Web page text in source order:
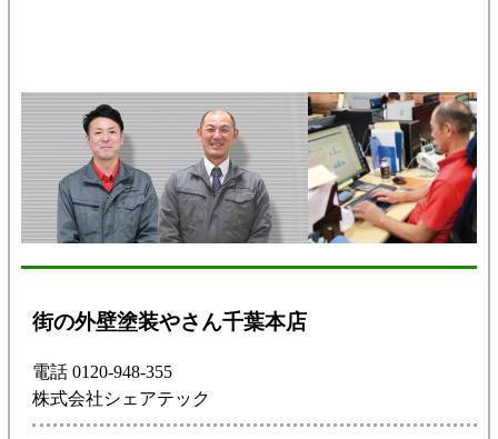
街の外壁塗装やさん千葉本店
電話 0120-948-355
株式会社シェアテック